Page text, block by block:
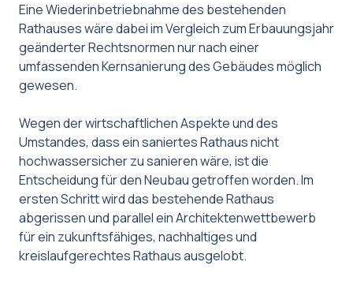
Eine Wiederinbetriebnahme des bestehenden
Rathauses wäre dabei im Vergleich zum Erbauungsjahr
geänderter Rechtsnormen nur nach einer
umfassenden Kernsanierung des Gebäudes möglich
gewesen.
Wegen der wirtschaftlichen Aspekte und des
Umstandes, dass ein saniertes Rathaus nicht
hochwassersicher zu sanieren wäre, ist die
Entscheidung für den Neubau getroffen worden. Im
ersten Schritt wird das bestehende Rathaus
abgerissen und parallel ein Architektenwettbewerb
für ein zukunftsfähiges, nachhaltiges und
kreislaufgerechtes Rathaus ausgelobt.